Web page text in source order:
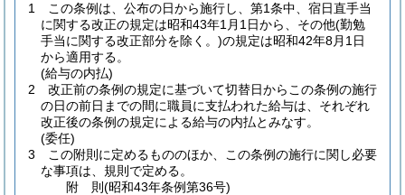
1
この条例は、公布の日から施行し、第1条中、宿日直手当
に関する改正の規定は昭和43年1月1日から、その他(勤勉
手当に関する改正部分を除く。)の規定は昭和42年8月1日
から適用する。
(給与の内払)
2
改正前の条例の規定に基づいて切替日からこの条例の施行
の日の前日までの間に職員に支払われた給与は、それぞれ
改正後の条例の規定による給与の内払とみなす。
(委任)
3
この附則に定めるもののほか、この条例の施行に関し必要
な事項は、規則で定める。
附 則(昭和43年条例第36号)